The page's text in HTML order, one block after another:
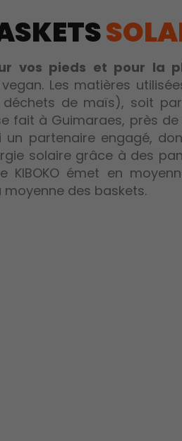
vos pieds et pour la
Les matières
de maïs), soit
fait à Guimaraes, près de
un partenaire engagé,
solaire grâce à des
KIBOKO émet en
moyenne des baskets.